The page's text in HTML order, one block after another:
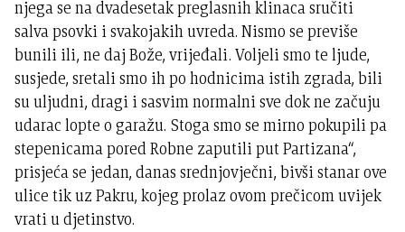
njega se na dvadesetak preglasnih klinaca sručiti
salva psovki i svakojakih uvreda. Nismo se previše
bunili ili, ne daj Bože, vrijeđali. Voljeli smo te ljude,
susjede, sretali smo ih po hodnicima istih zgrada, bili
su uljudni, dragi i sasvim normalni sve dok ne začuju
udarac lopte o garažu. Stoga smo se mirno pokupili pa
stepenicama pored Robne zaputili put Partizana“,
prisjeća se jedan, danas srednjovječni, bivši stanar ove
ulice tik uz Pakru, kojeg prolaz ovom prečicom uvijek
vrati u djetinstvo.